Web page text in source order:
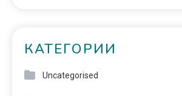
КАТЕГОРИИ
Uncategorised